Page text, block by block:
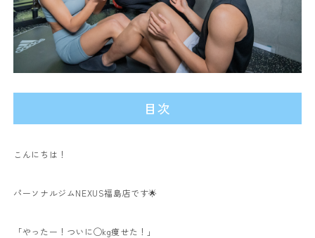
目次
こんにちは！
パーソナルジムNEXUS福島店です🌟
「やったー！ついに◯kg痩せた！」